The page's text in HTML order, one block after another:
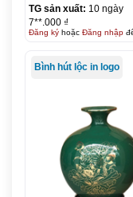
TG sản xuất: 10 ngày
7**.000 ₫
Đăng kýhoặc Đăng nhập
Bình hút lộc in logo